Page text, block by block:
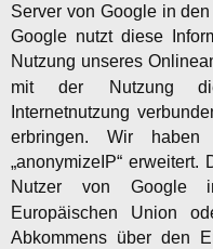
Server von Google in den
Google nutzt diese
Nutzung unseres
mit
der Nutzung
Internetnutzung
erbringen.
Wir haben
„anonymizeIP“ erweitert.
Nutzer
von Google
Europäischen
Union
Abkommens über den